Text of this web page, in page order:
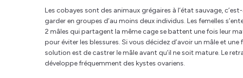
Les cobayes sont des animaux grégaires à l’état sauvage,
garder en groupes d’au moins deux individus. Les femelles
2 mâles qui partagent la même cage se battent une fois leur
pour éviter les blessures. Si vous décidez d’avoir un mâle et
solution est de castrer le mâle avant qu’il ne soit mature. Le
développe fréquemment des kystes ovariens.